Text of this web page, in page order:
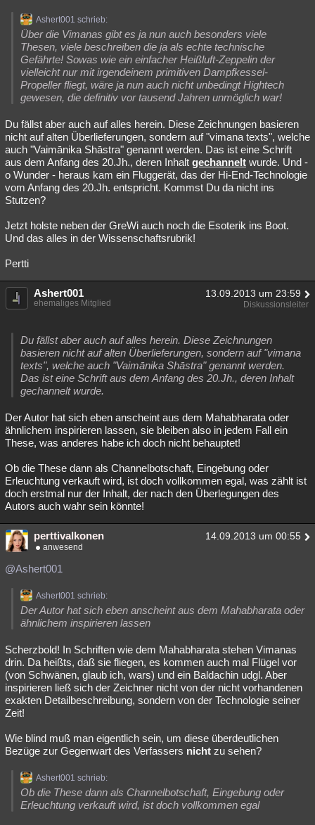
Ashert001 schrieb:
Über die Vimanas gibt es ja nun auch besonders viele
Thesen, viele beschreiben die ja als echte technische
Gefährte! Sowas wie ein einfacher Heißluft-Zeppelin der
vielleicht nur mit irgendeinem primitiven Dampfkessel-
Propeller fliegt, wäre ja nun auch nicht unbedingt Hightech
gewesen, die definitiv vor tausend Jahren unmöglich war!
Du fällst aber auch auf alles herein. Diese Zeichnungen basieren
nicht auf alten Überlieferungen, sondern auf "vimana texts", welche
auch "Vaimānika Shāstra" genannt werden. Das ist eine Schrift
aus dem Anfang des 20.Jh., deren Inhalt gechannelt wurde. Und -
o Wunder - heraus kam ein Fluggerät, das der Hi-End-Technologie
vom Anfang des 20.Jh. entspricht. Kommst Du da nicht ins
Stutzen?
Jetzt holste neben der GreWi auch noch die Esoterik ins Boot.
Und das alles in der Wissenschaftsrubrik!
Pertti
Ashert001 13.09.2013 um 23:59
ehemaliges Mitglied Diskussionsleiter
Du fällst aber auch auf alles herein. Diese Zeichnungen
basieren nicht auf alten Überlieferungen, sondern auf "vimana
texts", welche auch "Vaimānika Shāstra" genannt werden.
Das ist eine Schrift aus dem Anfang des 20.Jh., deren Inhalt
gechannelt wurde.
Der Autor hat sich eben anscheint aus dem Mahabharata oder
ähnlichem inspirieren lassen, sie bleiben also in jedem Fall ein
These, was anderes habe ich doch nicht behauptet!
Ob die These dann als Channelbotschaft, Eingebung oder
Erleuchtung verkauft wird, ist doch vollkommen egal, was zählt ist
doch erstmal nur der Inhalt, der nach den Überlegungen des
Autors auch wahr sein könnte!
perttivalkonen 14.09.2013 um 00:55
anwesend
@Ashert001
Ashert001 schrieb:
Der Autor hat sich eben anscheint aus dem Mahabharata oder
ähnlichem inspirieren lassen
Scherzbold! In Schriften wie dem Mahabharata stehen Vimanas
drin. Da heißts, daß sie fliegen, es kommen auch mal Flügel vor
(von Schwänen, glaub ich, wars) und ein Baldachin udgl. Aber
inspirieren ließ sich der Zeichner nicht von der nicht vorhandenen
exakten Detailbeschreibung, sondern von der Technologie seiner
Zeit!
Wie blind muß man eigentlich sein, um diese überdeutlichen
Bezüge zur Gegenwart des Verfassers nicht zu sehen?
Ashert001 schrieb:
Ob die These dann als Channelbotschaft, Eingebung oder
Erleuchtung verkauft wird, ist doch vollkommen egal